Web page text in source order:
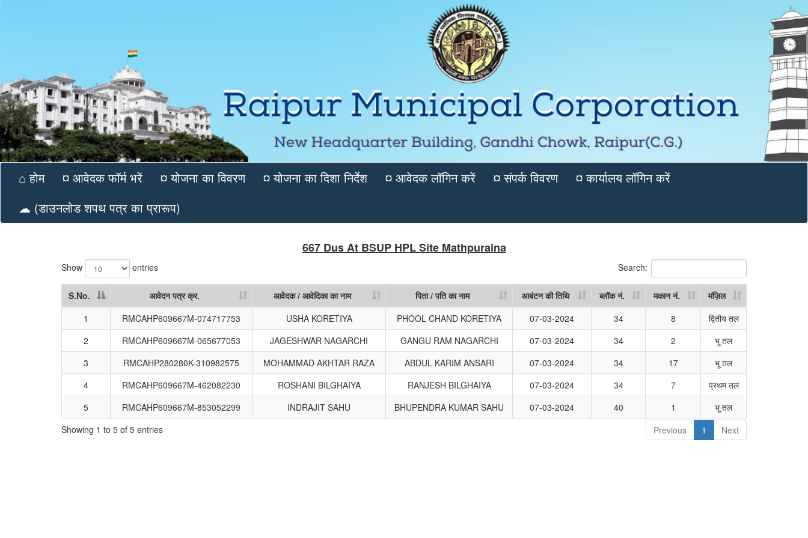
⌂ होम ¤ आवेदक फॉर्म भरें ¤ योजना का विवरण ¤ योजना का दिशा निर्देश ¤ आवेदक लॉगिन करें ¤ संपर्क विवरण
¤ कार्यालय लॉगिन करें
☁ (डाउनलोड शपथ पत्र का प्रारूप)
667 Dus At BSUP HPL Site Mathpuraina
Show entries Search:
S.No. आवेदन पत्र क्र. आवेदक / आवेदिका का नाम पिता / पति का नाम आबंटन की तिथि ब्लॉक नं. मकान नं.
मंज़िल
S.No.
आवेदन पत्र क्र. आवेदक / आवेदिका का नाम पिता / पति का नाम आबंटन की तिथि ब्लॉक नं. मकान नं. मंज़िल
1 RMCAHP609667M-074717753 USHA KORETIYA PHOOL CHAND KORETIYA 07-03-2024 34 8
द्वितीय तल
2
RMCAHP609667M-065677053 JAGESHWAR NAGARCHI GANGU RAM NAGARCHI 07-03-2024 34 2
भू तल
3
RMCAHP280280K-310982575 MOHAMMAD AKHTAR RAZA ABDUL KARIM ANSARI 07-03-2024 34 17
भू तल
4
RMCAHP609667M-462082230 ROSHANI BILGHAIYA RANJESH BILGHAIYA 07-03-2024 34 7
प्रथम तल
5
RMCAHP609667M-853052299 INDRAJIT SAHU BHUPENDRA KUMAR SAHU 07-03-2024 40 1
भू तल
Showing 1 to 5 of 5 entries
Previous 1 Next